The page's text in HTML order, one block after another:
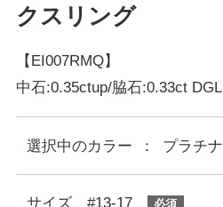
クスリング
【EI007RMQ】
中石:0.35ctup/脇石:0.33ct DGL
選択中のカラー ： プラチナ
サイズ #13-17